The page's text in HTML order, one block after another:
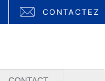
CONTACTEZ